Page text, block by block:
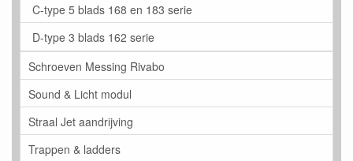
C-type 5 blads 168 en 183 serie
D-type 3 blads 162 serie
Schroeven Messing Rivabo
Sound & Licht modul
Straal Jet aandrijving
Trappen & ladders